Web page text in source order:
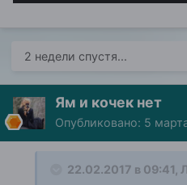
2 недели спустя...
Ям и кочек нет
Опубликовано: 5
22.02.2017 в 09:41,